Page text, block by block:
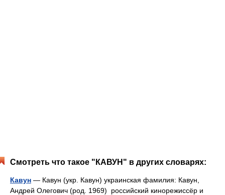
Смотреть что такое "КАВУН" в других словарях:
Кавун — Кавун (укр. Кавун) украинская фамилия: Кавун,
Андрей Олегович (род. 1969) российский кинорежиссёр и